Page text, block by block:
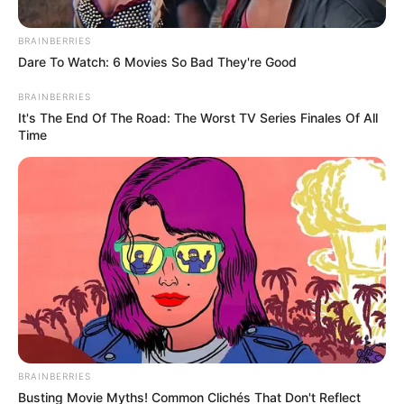
Primera Línea
Por: Alirio García García
Mayo 11, 2024
BRAINBERRIES
Dare To Watch: 6 Movies So Bad They're Good
BRAINBERRIES
It's The End Of The Road: The Worst TV Series Finales Of All
Time
BRAINBERRIES
Busting Movie Myths! Common Clichés That Don't Reflect